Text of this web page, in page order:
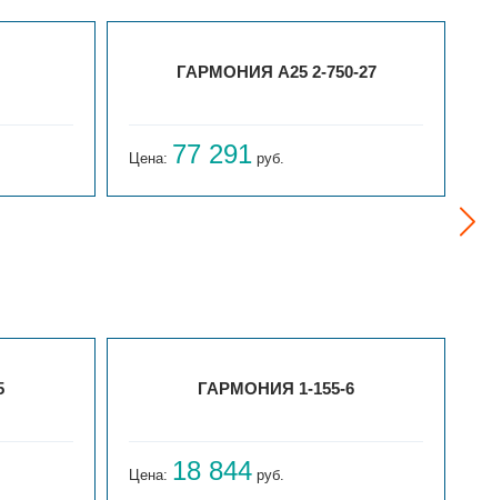
ГАРМОНИЯ А25 2-750-27
Цена: 77 291 руб.
ГАРМОНИЯ 1-155-6
Цена: 18 844 руб.